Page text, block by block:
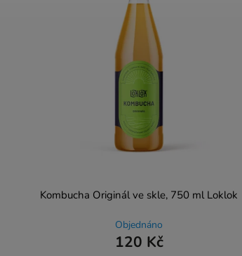
Kombucha Originál ve skle, 750 ml Loklok
Objednáno
120 Kč